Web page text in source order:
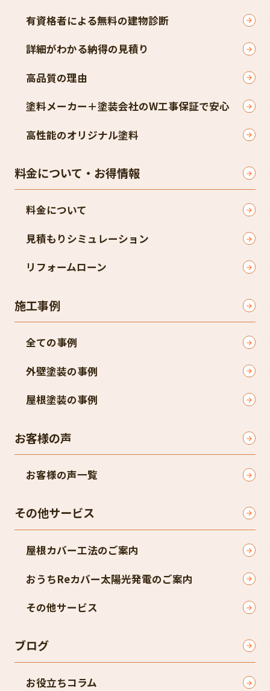
有資格者による無料の建物診断
詳細がわかる納得の見積り
高品質の理由
塗料メーカー＋塗装会社のW工事保証で安心
高性能のオリジナル塗料
料金について・お得情報
料金について
見積もりシミュレーション
リフォームローン
施工事例
全ての事例
外壁塗装の事例
屋根塗装の事例
お客様の声
お客様の声一覧
その他サービス
屋根カバー工法のご案内
おうちReカバー太陽光発電のご案内
その他サービス
ブログ
お役立ちコラム